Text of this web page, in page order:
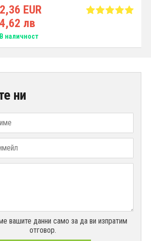
2,36 EUR
4,62 лв
В наличност
ни
вашите данни само за да ви изпратим
отговор.